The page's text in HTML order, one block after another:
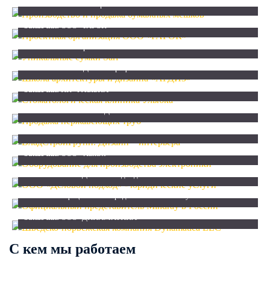
Проектная организация ООО «РАРОК»
Уникальные сумки Sarl
Школа архитектуры и дизайна "АРДИЗ"
Стоматологическая клиника Улыбка
Продажа нержавеющих труб
ВладСтройГрупп. Дизайн – интерьера
Оборудование для производства электроники
ООО "Деловой подход" - юридические услуги
Официальный представитель Mindray в России
Шведско-норвежская компания Dynamatica LLC
С кем мы работаем